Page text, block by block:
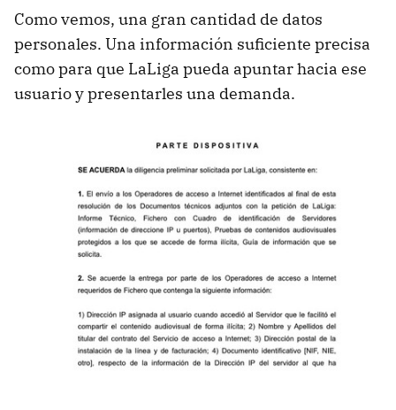
Como vemos, una gran cantidad de datos
personales. Una información suficiente precisa
como para que LaLiga pueda apuntar hacia ese
usuario y presentarles una demanda.